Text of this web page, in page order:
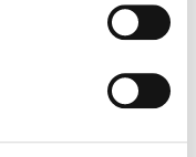
varehus